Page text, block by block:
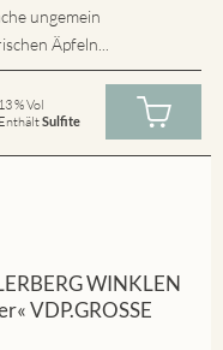
ungemein
Äpfeln...
13 % Vol
EnthältSulfite
WINKLEN
VDP.GROSSE